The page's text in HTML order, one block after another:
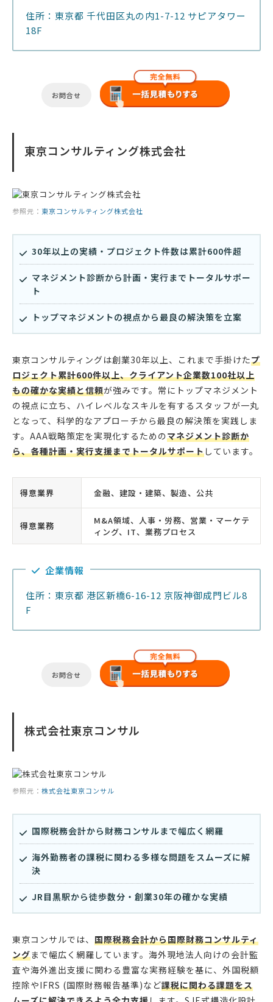
住所：東京都 千代田区丸の内1-7-12 サピアタワー
18F
お問合せ
東京コンサルティング株式会社
参照元： 東京コンサルティング株式会社
30年以上の実績・プロジェクト件数は累計600件超
マネジメント診断から計画・実行までトータルサポー
ト
トップマネジメントの視点から最良の解決策を立案
東京コンサルティングは創業30年以上、これまで手掛けたプ
ロジェクト累計600件以上、クライアント企業数100社以上
もの確かな実績と信頼が強みです。常にトップマネジメント
の視点に立ち、ハイレベルなスキルを有するスタッフが一丸
となって、科学的なアプローチから最良の解決策を実践しま
す。AAA戦略策定を実現化するためのマネジメント診断か
ら、各種計画・実行支援までトータルサポートしています。
得意業界 金融、建設・建築、製造、公共
得意業務
M&A領域、人事・労務、営業・マーケテ
ィング、IT、業務プロセス
企業情報
住所：東京都 港区新橋6-16-12 京阪神御成門ビル8
F
お問合せ
株式会社東京コンサル
参照元： 株式会社東京コンサル
国際税務会計から財務コンサルまで幅広く網羅
海外勤務者の課税に関わる多様な問題をスムーズに解
決
JR目黒駅から徒歩数分・創業30年の確かな実績
東京コンサルでは、 国際税務会計から国際財務コンサルティ
ングまで幅広く網羅しています。海外現地法人向けの会計監
査や海外進出支援に関わる豊富な実務経験を基に、外国税額
控除やIFRS (国際財務報告基準)など課税に関わる課題をス